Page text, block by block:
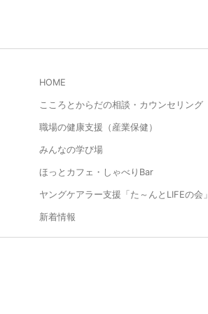
HOME
こころとからだの相談・カウンセリング
職場の健康支援（産業保健）
みんなの学び場
ほっとカフェ・しゃべりBar
ヤングケアラー支援「た～んとLIFEの会」
新着情報